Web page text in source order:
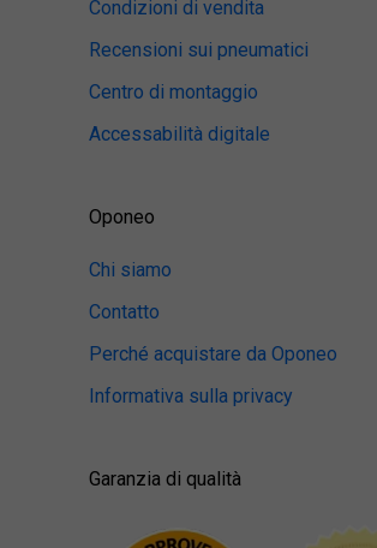
Condizioni di vendita
Recensioni sui pneumatici
Centro di montaggio
Accessabilità digitale
Oponeo
Chi siamo
Contatto
Perché acquistare da Oponeo
Informativa sulla privacy
Garanzia di qualità